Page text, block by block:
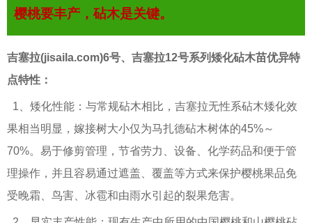
樱桃要丰产，砧木是关键。
吉塞拉(jisaila.com)6号、吉塞拉12号系列矮化砧木苗优异特
点特性：
1、矮化性能：与常规砧木相比，吉塞拉无性系砧木矮化效
果相当明显，嫁接树大小仅为马扎德砧木树体的45%～
70%。易于修剪管理，节省劳力、设备、化学药品和便于管
理操作，并且容易通过遮盖、覆盖等方式来保护樱桃果品免
受晚霜、鸟害、冰雹和由雨水引起的裂果危害。